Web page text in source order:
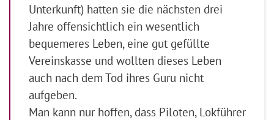
Unterkunft) hatten sie die nächsten drei
Jahre offensichtlich ein wesentlich
bequemeres Leben, eine gut gefüllte
Vereinskasse und wollten dieses Leben
auch nach dem Tod ihres Guru nicht
aufgeben.
Man kann nur hoffen, dass Piloten, Lokführer